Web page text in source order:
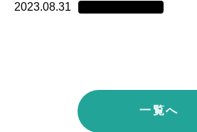
2023.08.31
一覧へ